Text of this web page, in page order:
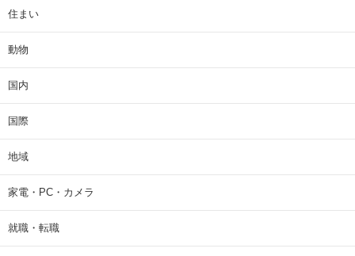
住まい
動物
国内
国際
地域
家電・PC・カメラ
就職・転職